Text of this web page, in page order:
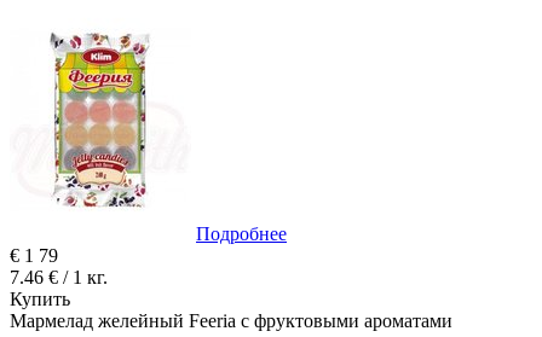
Подробнее
€ 1 79
7.46 € / 1 кг.
Купить
Мармелад желейный Feeria с фруктовыми ароматами